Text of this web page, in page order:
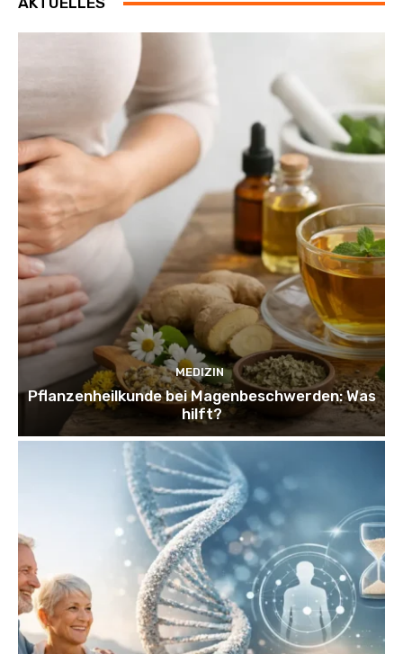
MEDIZIN
Pflanzenheilkunde bei Magenbeschwerden: Was
hilft?